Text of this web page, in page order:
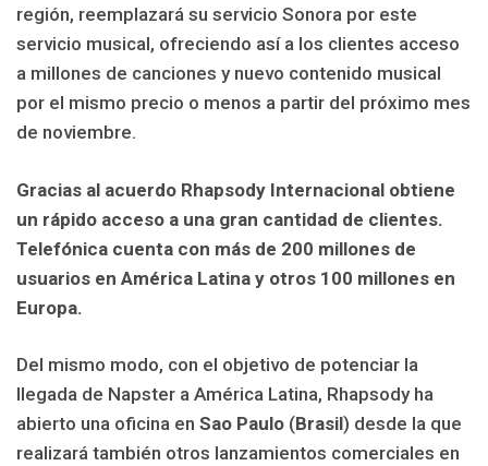
región, reemplazará su servicio Sonora por este
servicio musical, ofreciendo así a los clientes acceso
a millones de canciones y nuevo contenido musical
por el mismo precio o menos a partir del próximo mes
de noviembre.
Gracias al acuerdo Rhapsody Internacional obtiene
un rápido acceso a una gran cantidad de clientes.
Telefónica cuenta con más de 200 millones de
usuarios en América Latina y otros 100 millones en
Europa.
Del mismo modo, con el objetivo de potenciar la
llegada de Napster a América Latina, Rhapsody ha
abierto una oficina en Sao Paulo (Brasil) desde la que
realizará también otros lanzamientos comerciales en